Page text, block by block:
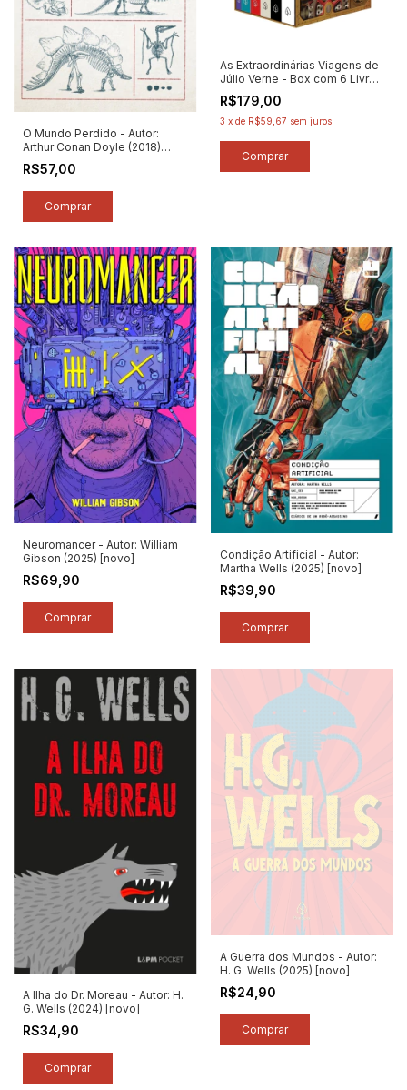
O Mundo Perdido - Autor:
Arthur Conan Doyle (2018)
[seminovo]
R$57,00
As Extraordinárias Viagens de
Júlio Verne - Box com 6 Livros
- Autor: Júlio Verne (2021)
[novo]
R$179,00
3 x de R$59,67 sem juros
Neuromancer - Autor: William
Gibson (2025) [novo]
R$69,90
Condição Artificial - Autor:
Martha Wells (2025) [novo]
R$39,90
A Ilha do Dr. Moreau - Autor: H.
G. Wells (2024) [novo]
R$34,90
A Guerra dos Mundos - Autor:
H. G. Wells (2025) [novo]
R$24,90